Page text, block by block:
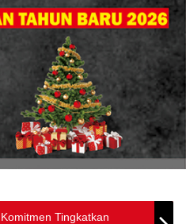
Tingkatkan